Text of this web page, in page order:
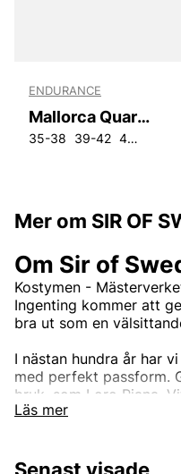
ENDURANCE
Mallorca Quarter Socks 8-Pack
35-38 39-42 43-46
Mer om SIR OF
Läs mer
Om Sir of
Kostymen -
Ingenting kommer att
bra ut som en
I nästan hundra år har
med perfekt passform.
bruk, som Loro Piana,
kommer våra kostymer
fester eller något annat
Senast visade